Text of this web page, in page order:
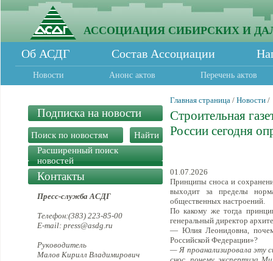
АССОЦИАЦИЯ СИБИРСКИХ И
Об АСДГ Состав Ассоциации
Новости Анонс актов Перечень актов
Подписка на новости
Расширенный поиск
новостей
Контакты
Пресс-служба АСДГ
Телефон:(383) 223-85-00
E-mail: press@asdg.ru
Руководитель
Малов Кирилл Владимирович
Главная страница / Новости /
Строительная
России сегодня
01.07.2026
Принципы сноса и
выходит за пределы
общественных настроений.
По какому же тогда
генеральный директор
— Юлия Леонидовна,
Российской Федерации»?
— Я проанализировала эту